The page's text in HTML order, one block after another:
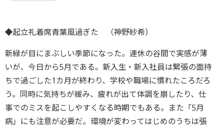
◆起立礼着席青葉風過ぎた （神野紗希）
新緑が目にまぶしい季節になった。連休の谷間で実感が薄
いが、今日から5月である。新入生・新入社員は緊張の面持
ちで過ごした1カ月が終わり、学校や職場に慣れたころだろ
う。同時に気持ちが緩み、疲れが出て体調を崩したり、仕
事でのミスを起こしやすくなる時期でもある。また「5月
病」にも注意が必要だ。環境が変わってはじめのうちは張